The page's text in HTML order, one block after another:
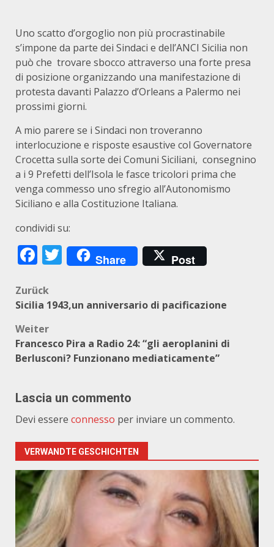
Uno scatto d’orgoglio non più procrastinabile
s’impone da parte dei Sindaci e dell’ANCI Sicilia non
può che trovare sbocco attraverso una forte presa
di posizione organizzando una manifestazione di
protesta davanti Palazzo d’Orleans a Palermo nei
prossimi giorni.
A mio parere se i Sindaci non troveranno
interlocuzione e risposte esaustive col Governatore
Crocetta sulla sorte dei Comuni Siciliani, consegnino
a i 9 Prefetti dell’Isola le fasce tricolori prima che
venga commesso uno sfregio all’Autonomismo
Siciliano e alla Costituzione Italiana.
condividi su:
Facebook
Twitter
Share Post
Beitragsnavigation
Zurück
Sicilia 1943,un anniversario di pacificazione
Weiter
Francesco Pira a Radio 24: “gli aeroplanini di
Berlusconi? Funzionano mediaticamente”
Lascia un commento
Devi essere connesso per inviare un commento.
VERWANDTE GESCHICHTEN